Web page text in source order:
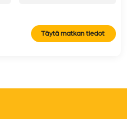
Täytä matkan tiedot